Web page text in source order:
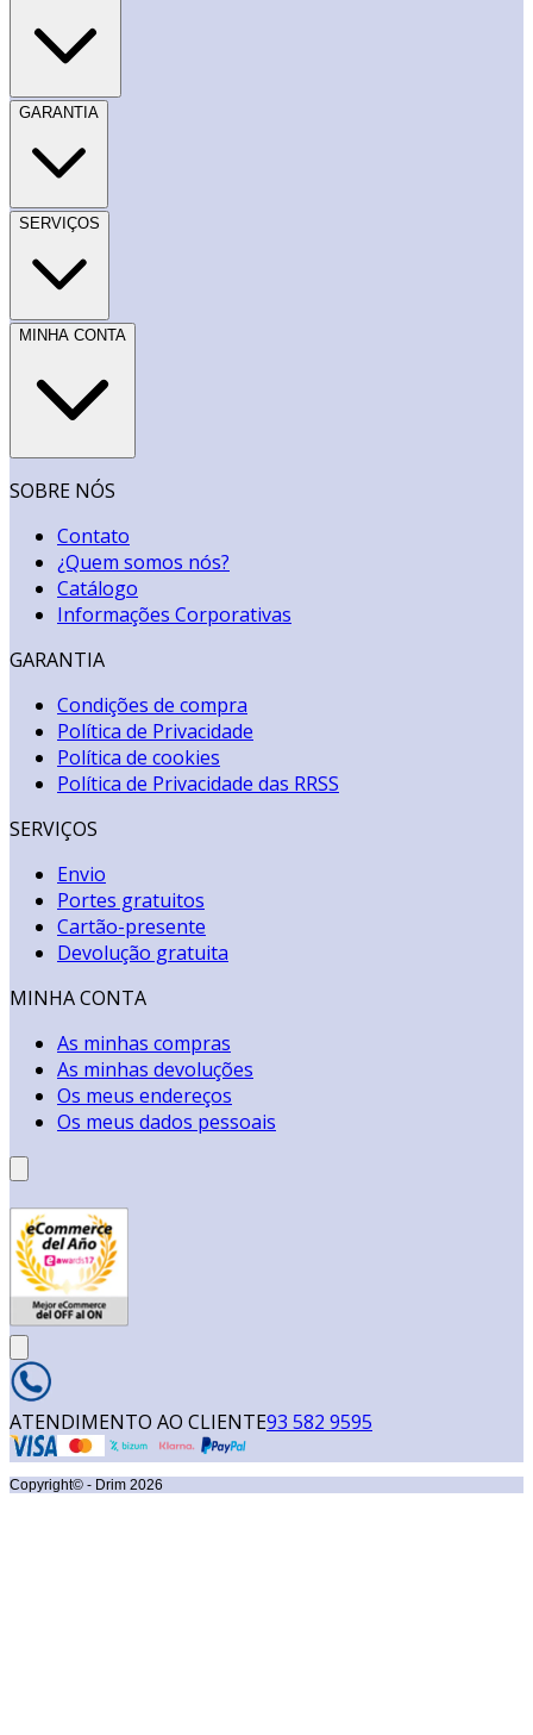
GARANTIA
SERVIÇOS
MINHA CONTA
SOBRE NÓS
Contato
¿Quem somos nós?
Catálogo
Informações Corporativas
GARANTIA
Condições de compra
Política de Privacidade
Política de cookies
Política de Privacidade das RRSS
SERVIÇOS
Envio
Portes gratuitos
Cartão-presente
Devolução gratuita
MINHA CONTA
As minhas compras
As minhas devoluções
Os meus endereços
Os meus dados pessoais
ATENDIMENTO AO CLIENTE93 582 9595
Copyright© - Drim 2026